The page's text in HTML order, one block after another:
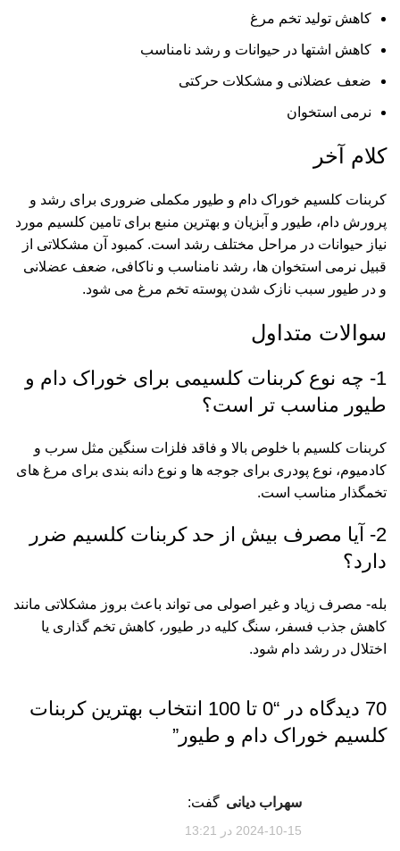
کاهش تولید تخم مرغ
کاهش اشتها در حیوانات و رشد نامناسب
ضعف عضلانی و مشکلات حرکتی
نرمی استخوان
کلام آخر
کربنات کلسیم خوراک دام و طیور مکملی ضروری برای رشد و
پرورش دام، طیور و آبزیان و بهترین منبع برای تامین کلسیم مورد
نیاز حیوانات در مراحل مختلف رشد است. کمبود آن مشکلاتی از
قبیل نرمی استخوان ها، رشد نامناسب و ناکافی، ضعف عضلانی
و در طیور سبب نازک شدن پوسته تخم مرغ می شود.
سوالات متداول
1- چه نوع کربنات کلسیمی برای خوراک دام و
طیور مناسب تر است؟
کربنات کلسیم با خلوص بالا و فاقد فلزات سنگین مثل سرب و
کادمیوم، نوع پودری برای جوجه ها و نوع دانه بندی برای مرغ های
تخمگذار مناسب است.
2- آیا مصرف بیش از حد کربنات کلسیم ضرر
دارد؟
بله- مصرف زیاد و غیر اصولی می تواند باعث بروز مشکلاتی مانند
کاهش جذب فسفر، سنگ کلیه در طیور، کاهش تخم گذاری یا
اختلال در رشد دام شود.
70 دیدگاه در “
0 تا 100 انتخاب بهترین کربنات
کلسیم خوراک دام و طیور ”
سهراب دیانی گفت:
2024-10-15 در 13:21